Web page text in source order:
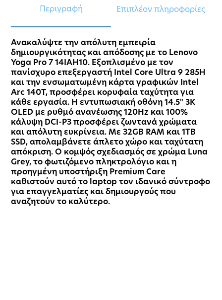
Περιγραφή Επιπλέον πληροφορίες
Ανακαλύψτε την απόλυτη εμπειρία
δημιουργικότητας και απόδοσης με το Lenovo
Yoga Pro 7 14IAH10. Εξοπλισμένο με τον
πανίσχυρο επεξεργαστή Intel Core Ultra 9 285H
και την ενσωματωμένη κάρτα γραφικών Intel
Arc 140T, προσφέρει κορυφαία ταχύτητα για
κάθε εργασία. Η εντυπωσιακή οθόνη 14.5" 3K
OLED με ρυθμό ανανέωσης 120Hz και 100%
κάλυψη DCI-P3 προσφέρει ζωντανά χρώματα
και απόλυτη ευκρίνεια. Με 32GB RAM και 1TB
SSD, απολαμβάνετε άπλετο χώρο και ταχύτατη
απόκριση. Ο κομψός σχεδιασμός σε χρώμα Luna
Grey, το φωτιζόμενο πληκτρολόγιο και η
προηγμένη υποστήριξη Premium Care
καθιστούν αυτό το laptop τον ιδανικό σύντροφο
για επαγγελματίες και δημιουργούς που
αναζητούν το καλύτερο.